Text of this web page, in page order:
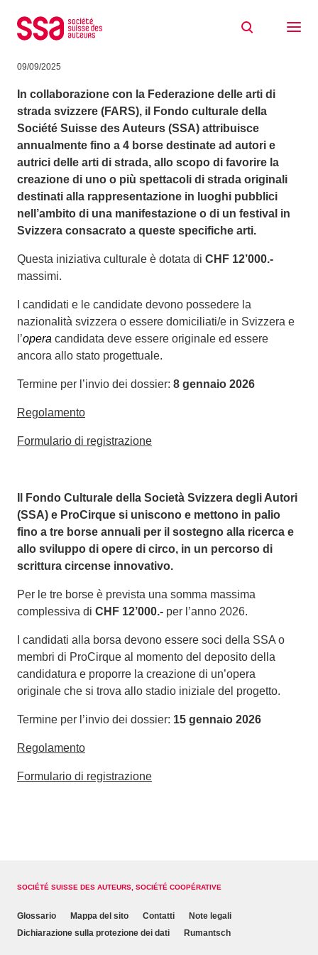
delle arte del circo e delle arti di strada
09/09/2025
In collaborazione con la Federazione delle arti di
strada svizzere (FARS), il Fondo culturale della
Société Suisse des Auteurs (SSA) attribuisce
annualmente fino a 4 borse destinate ad autori e
autrici delle arti di strada, allo scopo di favorire la
creazione di uno o più spettacoli di strada originali
destinati alla rappresentazione in luoghi pubblici
nell’ambito di una manifestazione o di un festival in
Svizzera consacrato a queste specifiche arti.
Questa iniziativa culturale è dotata di CHF 12’000.-
massimi.
I candidati e le candidate devono possedere la
nazionalità svizzera o essere domiciliati/e in Svizzera e
l’opera candidata deve essere originale ed essere
ancora allo stato progettuale.
Termine per l’invio dei dossier: 8 gennaio 2026
Regolamento
Formulario di registrazione
Il Fondo Culturale della Società Svizzera degli Autori
(SSA) e ProCirque si uniscono e mettono in palio
fino a tre borse annuali per il sostegno alla ricerca e
allo sviluppo di opere di circo, in un percorso di
scrittura circense innovativo.
Per le tre borse è prevista una somma massima
complessiva di CHF 12’000.- per l’anno 2026.
I candidati alla borsa devono essere soci della SSA o
membri di ProCirque al momento del deposito della
candidatura e proporre la creazione di un’opera
originale che si trova allo stadio iniziale del progetto.
Termine per l’invio dei dossier: 15 gennaio 2026
Regolamento
Formulario di registrazione
SOCIÉTÉ SUISSE DES AUTEURS, SOCIÉTÉ COOPÉRATIVE
Glossario Mappa del sito Contatti
Note legali
Dichiarazione sulla protezione dei dati
Rumantsch